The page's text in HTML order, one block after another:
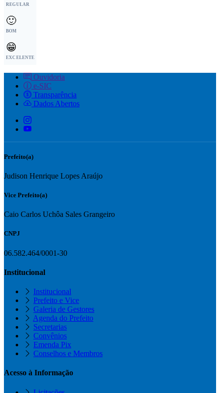
REGULAR
🙂
BOM
😁
EXCELENTE
Ouvidoria
e-SIC
Transparência
Dados Abertos
Prefeito(a)
Judison Henrique Lopes Araújo
Vice Prefeito(a)
Caio Carlos Uchôa Sales Grangeiro
CNPJ
06.582.464/0001-30
Institucional
Institucional
Prefeito e Vice
Galeria de Gestores
Agenda do Prefeito
Secretarias
Convênios
Emenda Pix
Conselhos e Membros
Acesso à Informação